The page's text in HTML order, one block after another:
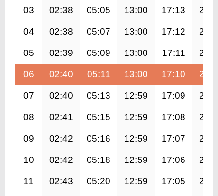
03 02:38 05:05 13:00 17:13
04 02:38 05:07 13:00 17:12
05 02:39 05:09 13:00 17:11
06 02:40 05:11 13:00 17:10
07 02:40 05:13 12:59 17:09
08 02:41 05:15 12:59 17:08
09 02:42 05:16 12:59 17:07
10 02:42 05:18 12:59 17:06
11 02:43 05:20 12:59 17:05